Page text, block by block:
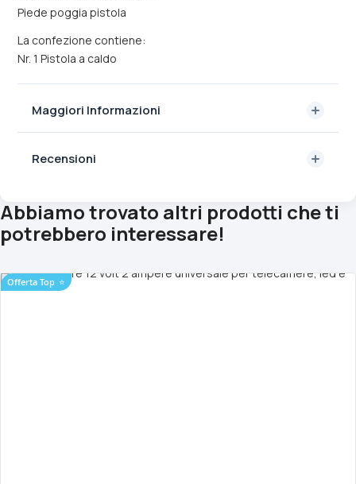
Piede poggia pistola
La confezione contiene:
Nr. 1 Pistola a caldo
Maggiori Informazioni
Recensioni
Abbiamo trovato altri prodotti che ti
potrebbero interessare!
Offerta Top ⭐